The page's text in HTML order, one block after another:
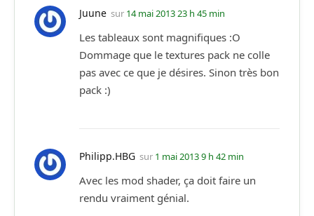
Juune sur 14 mai 2013 23 h 45 min
Les tableaux sont magnifiques :O
Dommage que le textures pack ne colle
pas avec ce que je désires. Sinon très bon
pack :)
Philipp.HBG sur 1 mai 2013 9 h 42 min
Avec les mod shader, ça doit faire un
rendu vraiment génial.